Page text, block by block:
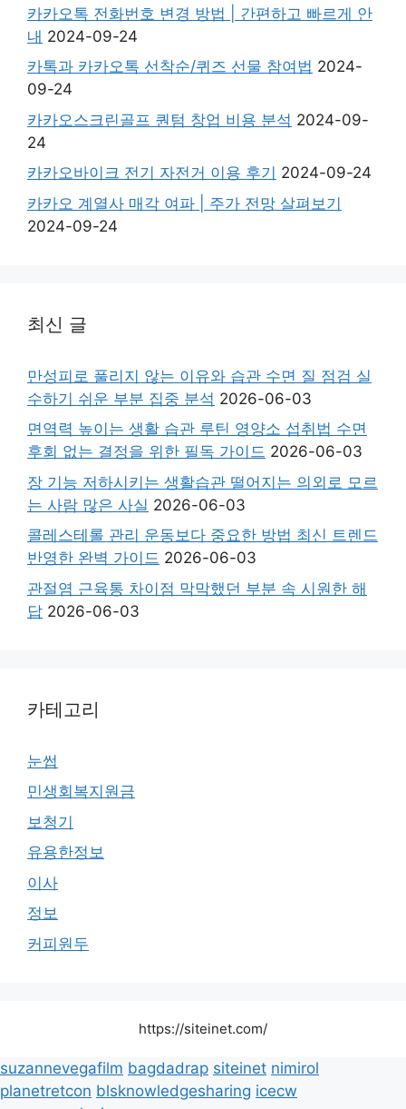
카카오톡 전화번호 변경 방법 | 간편하고 빠르게 안
내 2024-09-24
카톡과 카카오톡 선착순/퀴즈 선물 참여법 2024-
09-24
카카오스크린골프 퀀텀 창업 비용 분석 2024-09-
24
카카오바이크 전기 자전거 이용 후기 2024-09-24
카카오 계열사 매각 여파 | 주가 전망 살펴보기
2024-09-24
최신 글
만성피로 풀리지 않는 이유와 습관 수면 질 점검 실
수하기 쉬운 부분 집중 분석 2026-06-03
면역력 높이는 생활 습관 루틴 영양소 섭취법 수면
후회 없는 결정을 위한 필독 가이드 2026-06-03
장 기능 저하시키는 생활습관 떨어지는 의외로 모르
는 사람 많은 사실 2026-06-03
콜레스테롤 관리 운동보다 중요한 방법 최신 트렌드
반영한 완벽 가이드 2026-06-03
관절염 근육통 차이점 막막했던 부분 속 시원한 해
답 2026-06-03
카테고리
눈썹
민생회복지원금
보청기
유용한정보
이사
정보
커피원두
https://siteinet.com/
suzannevegafilm bagdadrap siteinet nimirol
planetretcon blsknowledgesharing icecw